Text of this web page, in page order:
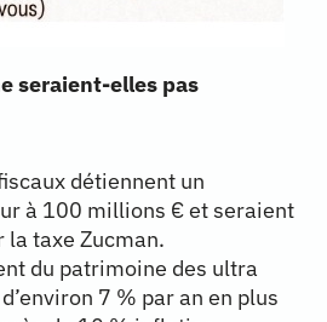
seraient-elles pas
détiennent un
à 100 millions € et seraient
la taxe Zucman.
du patrimoine des ultra
7 % par an en plus